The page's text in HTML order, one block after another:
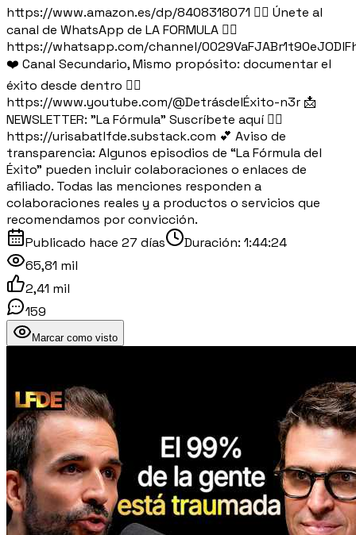
https://www.amazon.es/dp/8408318071 👉🏽 Únete al
canal de WhatsApp de LA FORMULA 👉🏽
https://whatsapp.com/channel/
❤️ Canal Secundario, Mismo propósito: documentar el
éxito desde dentro 👉🏻
https://www.youtube.com/@DetrásdelÉxito-n3r 📩
NEWSLETTER: "La Fórmula" Suscríbete aquí 👉🏽
https://urisabatlfde.substack.com 💕 Aviso de
transparencia: Algunos episodios de “La Fórmula del
Éxito” pueden incluir colaboraciones o enlaces de
afiliado. Todas las menciones responden a
colaboraciones reales y a productos o servicios que
recomendamos por convicción.
Publicado hace 27 días Duración: 1:44:24
65,81 mil
2,41 mil
159
Marcar como visto